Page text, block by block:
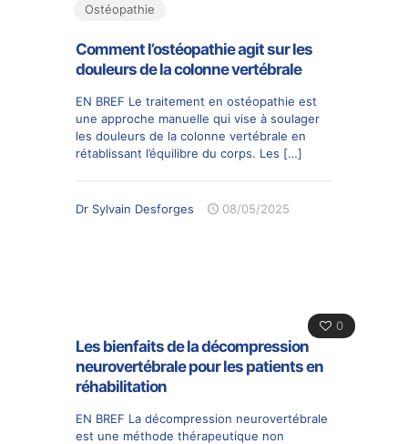
Ostéopathie
Comment l’ostéopathie agit sur les
douleurs de la colonne vertébrale
EN BREF Le traitement en ostéopathie est
une approche manuelle qui vise à soulager
les douleurs de la colonne vertébrale en
rétablissant l’équilibre du corps. Les […]
Dr Sylvain Desforges 08/05/2025
0
Les bienfaits de la décompression
neurovertébrale pour les patients en
réhabilitation
EN BREF La décompression neurovertébrale
est une méthode thérapeutique non